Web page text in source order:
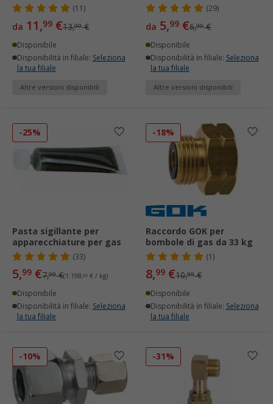
(11)
da 11,99 €13,99€
Disponibile
Disponibilità in filiale: Seleziona
la tua filiale
Altre versioni disponibili
(29)
da 5,99 €6,99€
Disponibile
Disponibilità in filiale: Seleziona
la tua filiale
Altre versioni disponibili
-25%
Pasta sigillante per
apparecchiature per gas
(33)
5,99 €7,99€(1.198,00 € / kg)
Disponibile
Disponibilità in filiale: Seleziona
la tua filiale
-18%
Raccordo GOK per
bombole di gas da 33 kg
(1)
8,99 €10,99€
Disponibile
Disponibilità in filiale: Seleziona
la tua filiale
-10% -31%